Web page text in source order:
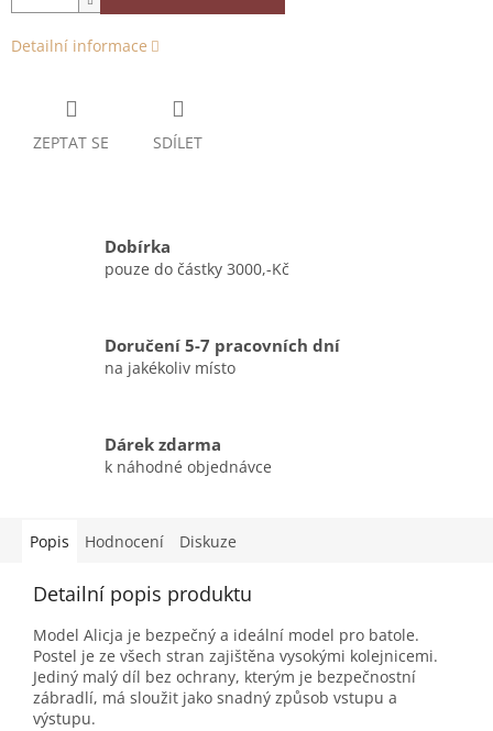
Detailní informace
ZEPTAT SE SDÍLET
Dobírka
pouze do částky 3000,-Kč
Doručení 5-7 pracovních dní
na jakékoliv místo
Dárek zdarma
k náhodné objednávce
Popis Hodnocení Diskuze
Detailní popis produktu
Model Alicja je bezpečný a ideální model pro batole.
Postel je ze všech stran zajištěna vysokými kolejnicemi.
Jediný malý díl bez ochrany, kterým je bezpečnostní
zábradlí, má sloužit jako snadný způsob vstupu a
výstupu.